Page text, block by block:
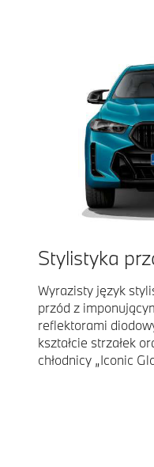
Stylistyka
Wyrazisty język
przód z
reflektorami
kształcie strzałek
chłodnicy „Iconic